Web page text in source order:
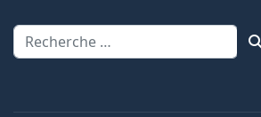
Rechercher